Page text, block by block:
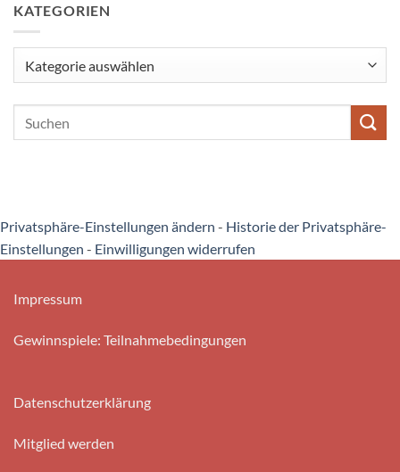
KATEGORIEN
Privatsphäre-Einstellungen ändern - Historie der Privatsphäre-
Einstellungen - Einwilligungen widerrufen
Impressum
Gewinnspiele: Teilnahmebedingungen
Datenschutzerklärung
Mitglied werden